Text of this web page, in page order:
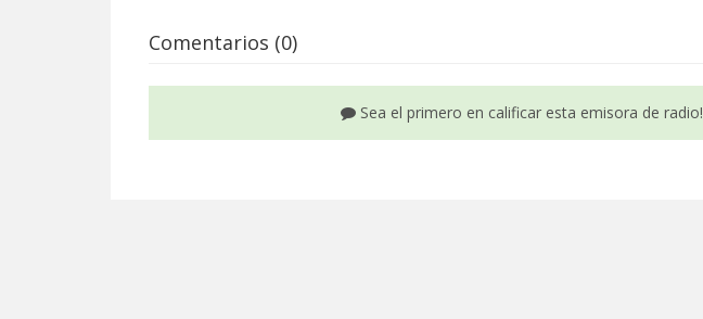
Comentarios (0)
Sea el primero en calificar esta emisora de radio!